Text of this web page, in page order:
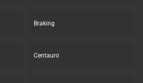
Braking
Centauro